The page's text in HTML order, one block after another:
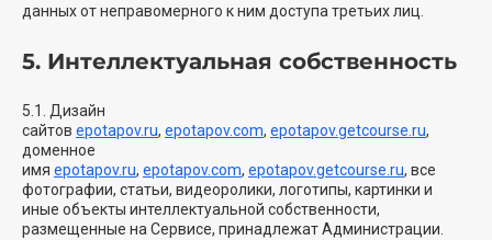
данных от неправомерного к ним доступа третьих лиц.
5. Интеллектуальная собственность
5.1. Дизайн
сайтов epotapov.ru, epotapov.com, epotapov.getcourse.ru,
доменное
имя epotapov.ru, epotapov.com, epotapov.getcourse.ru, все
фотографии, статьи, видеоролики, логотипы, картинки и
иные объекты интеллектуальной собственности,
размещенные на Сервисе, принадлежат Администрации.